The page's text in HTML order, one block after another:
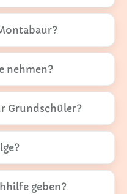
nehmen?
Grundschüler?
geben?